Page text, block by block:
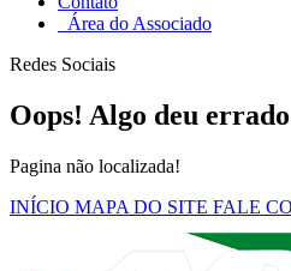
Área do Associado
Redes Sociais
Oops! Algo deu
Pagina não localizada!
INÍCIO MAPA DO SITE FALE